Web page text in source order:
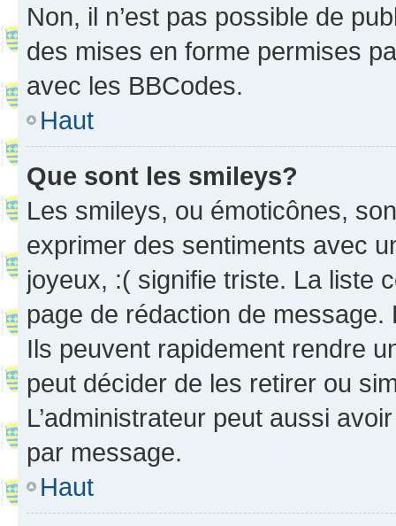
Non, il n’est pas possible de
des mises en forme permises
avec les BBCodes.
Haut
Que sont les smileys?
Les smileys, ou émoticônes,
exprimer des sentiments avec
joyeux, :( signifie triste. La liste
page de rédaction de
Ils peuvent rapidement rendre
peut décider de les retirer ou
L’administrateur peut aussi
par message.
Haut